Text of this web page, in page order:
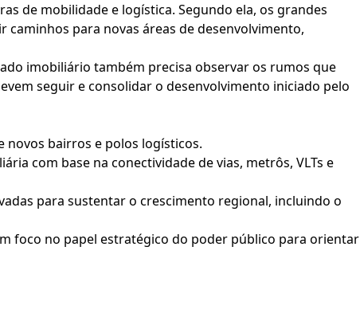
de mobilidade e logística. Segundo ela, os grandes
para novas áreas de desenvolvimento,
imobiliário também precisa observar os rumos que
seguir e consolidar o desenvolvimento iniciado pelo
bairros e polos logísticos.
com base na conectividade de vias, metrôs, VLTs e
para sustentar o crescimento regional, incluindo o
foco no papel estratégico do poder público para orientar